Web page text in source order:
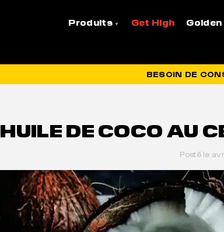
Produits Get High Golden
LIVRAISON OFFERTE EN
BESOIN DE
HUILE DE COCO AU
Posté le